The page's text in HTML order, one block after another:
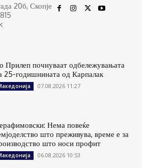
20б, Скопје
Прилеп почнуваат одбележувањата
25-годишнината од Карпалак
07.08.2026 11:27
Нема повеќе
што преживува, време е за
што носи профит
06.08.2026 10:53